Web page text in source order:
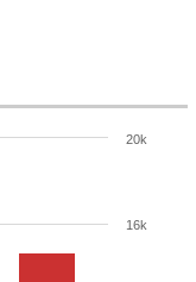
16k
20k